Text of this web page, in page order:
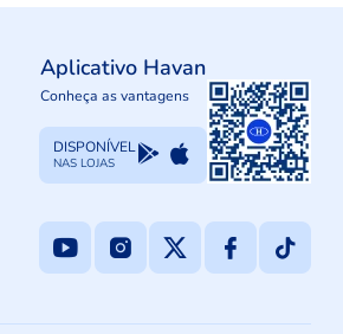
Aplicativo Havan
Conheça as vantagens
DISPONÍVEL
NAS LOJAS